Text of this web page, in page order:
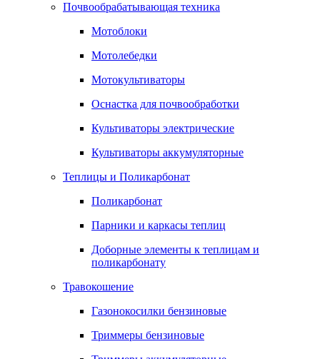
Почвообрабатывающая техника
Мотоблоки
Мотолебедки
Мотокультиваторы
Оснастка для почвообработки
Культиваторы электрические
Культиваторы аккумуляторные
Теплицы и Поликарбонат
Поликарбонат
Парники и каркасы теплиц
Доборные элементы к теплицам и
поликарбонату
Травокошение
Газонокосилки бензиновые
Триммеры бензиновые